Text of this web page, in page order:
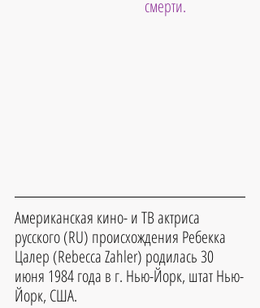
смерти.
Американская кино- и ТВ актриса
русского (RU) происхождения Ребекка
Цалер (Rebecca Zahler) родилась 30
июня 1984 года в г. Нью-Йорк, штат Нью-
Йорк, США.